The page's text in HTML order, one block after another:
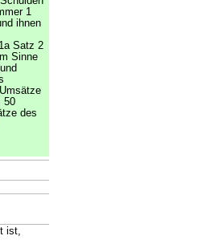
1
ihnen
Satz 2
Sinne
und
50
des
ist,